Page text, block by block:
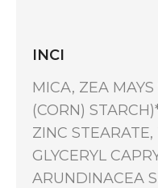
INCI
MICA, ZEA
(CORN)
ZINC
GLYCERYL
ARUNDINACEA